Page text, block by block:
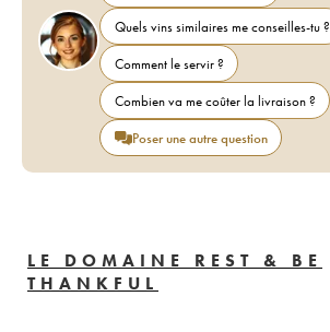
Quels vins similaires me conseilles-tu ?
Comment le servir ?
Combien va me coûter la livraison ?
Poser une autre question
LE DOMAINE REST & BE
THANKFUL